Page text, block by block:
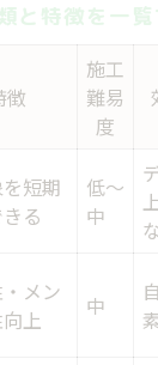
の内装工事技
リフォーム技術科
は内装工事で始
理想空間実現に果
間デザインを
セスと快適性向
学ぶ空間づく
と特徴を一
徴
施工
難易
度
短期
る
低〜
中
メン
上
中